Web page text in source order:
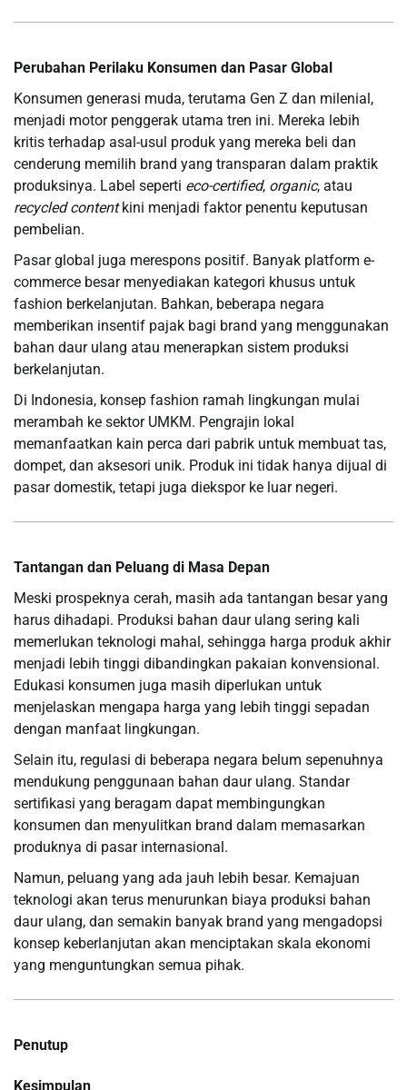
Perubahan Perilaku Konsumen dan Pasar Global
Konsumen generasi muda, terutama Gen Z dan milenial,
menjadi motor penggerak utama tren ini. Mereka lebih
kritis terhadap asal-usul produk yang mereka beli dan
cenderung memilih brand yang transparan dalam praktik
produksinya. Label seperti eco-certified, organic, atau
recycled contentkini menjadi faktor penentu keputusan
pembelian.
Pasar global juga merespons positif. Banyak platform e-
commerce besar menyediakan kategori khusus untuk
fashion berkelanjutan. Bahkan, beberapa negara
memberikan insentif pajak bagi brand yang menggunakan
bahan daur ulang atau menerapkan sistem produksi
berkelanjutan.
Di Indonesia, konsep fashion ramah lingkungan mulai
merambah ke sektor UMKM. Pengrajin lokal
memanfaatkan kain perca dari pabrik untuk membuat tas,
dompet, dan aksesori unik. Produk ini tidak hanya dijual di
pasar domestik, tetapi juga diekspor ke luar negeri.
Tantangan dan Peluang di Masa Depan
Meski prospeknya cerah, masih ada tantangan besar yang
harus dihadapi. Produksi bahan daur ulang sering kali
memerlukan teknologi mahal, sehingga harga produk akhir
menjadi lebih tinggi dibandingkan pakaian konvensional.
Edukasi konsumen juga masih diperlukan untuk
menjelaskan mengapa harga yang lebih tinggi sepadan
dengan manfaat lingkungan.
Selain itu, regulasi di beberapa negara belum sepenuhnya
mendukung penggunaan bahan daur ulang. Standar
sertifikasi yang beragam dapat membingungkan
konsumen dan menyulitkan brand dalam memasarkan
produknya di pasar internasional.
Namun, peluang yang ada jauh lebih besar. Kemajuan
teknologi akan terus menurunkan biaya produksi bahan
daur ulang, dan semakin banyak brand yang mengadopsi
konsep keberlanjutan akan menciptakan skala ekonomi
yang menguntungkan semua pihak.
Penutup
Kesimpulan